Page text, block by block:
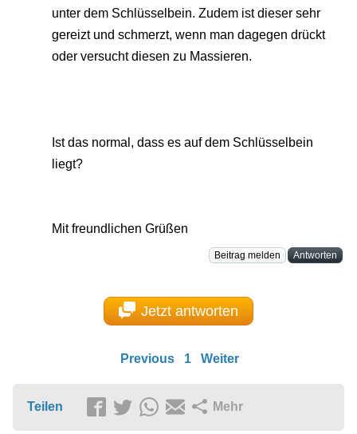
unter dem Schlüsselbein. Zudem ist dieser sehr
gereizt und schmerzt, wenn man dagegen drückt
oder versucht diesen zu Massieren.
Ist das normal, dass es auf dem Schlüsselbein
liegt?
Mit freundlichen Grüßen
Beitrag melden Antworten
Jetzt antworten
Previous 1 Weiter
Teilen Mehr